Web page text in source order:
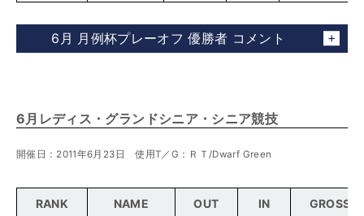
6月 月例杯プレーオフ 優勝者 コメント
6月レディス・グランドシニア・シニア競技
開催日：2011年6月23日 使用T／G：ＲＴ/Dwarf Green
RANK NAME OUT IN GROSS